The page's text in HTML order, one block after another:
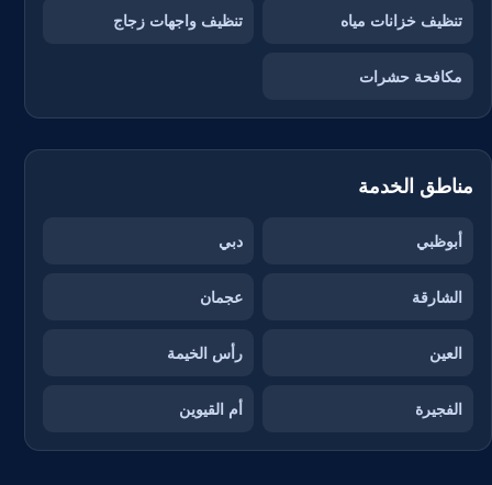
تنظيف خزانات مياه تنظيف واجهات زجاج
مكافحة حشرات
مناطق الخدمة
أبوظبي دبي
الشارقة عجمان
العين رأس الخيمة
الفجيرة أم القيوين